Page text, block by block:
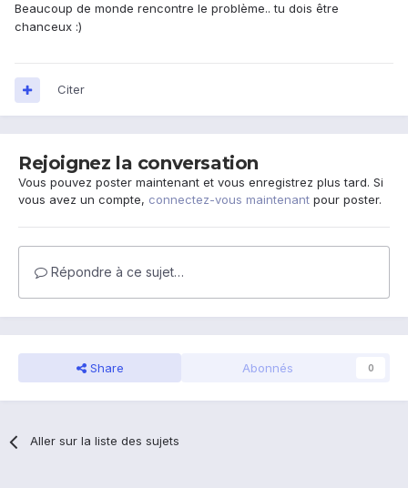
Beaucoup de monde rencontre le problème.. tu dois être
chanceux :)
Citer
Rejoignez la conversation
Vous pouvez poster maintenant et vous enregistrez plus tard. Si
vous avez un compte, connectez-vous maintenant pour poster.
Répondre à ce sujet…
Share Abonnés 0
Aller sur la liste des sujets